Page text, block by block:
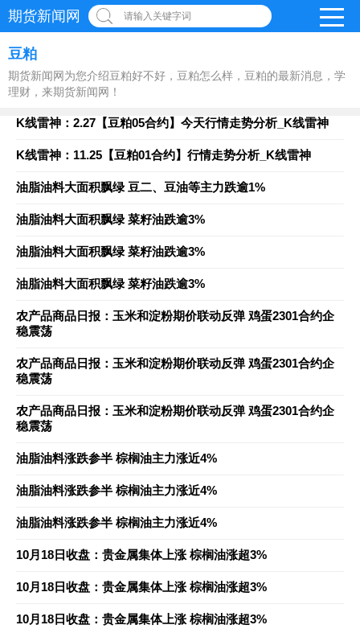
期货新闻网 请输入关键字词
豆粕
期货新闻网为您介绍豆粕好不好，豆粕怎么样，豆粕的最新消息，学
理财，来期货新闻网！
K线雷神：2.27【豆粕05合约】今天行情走势分析_K线雷神
K线雷神：11.25【豆粕01合约】行情走势分析_K线雷神
油脂油料大面积飘绿 豆二、豆油等主力跌逾1%
油脂油料大面积飘绿 菜籽油跌逾3%
油脂油料大面积飘绿 菜籽油跌逾3%
油脂油料大面积飘绿 菜籽油跌逾3%
农产品商品日报：玉米和淀粉期价联动反弹 鸡蛋2301合约企
稳震荡
农产品商品日报：玉米和淀粉期价联动反弹 鸡蛋2301合约企
稳震荡
农产品商品日报：玉米和淀粉期价联动反弹 鸡蛋2301合约企
稳震荡
油脂油料涨跌参半 棕榈油主力涨近4%
油脂油料涨跌参半 棕榈油主力涨近4%
油脂油料涨跌参半 棕榈油主力涨近4%
10月18日收盘：贵金属集体上涨 棕榈油涨超3%
10月18日收盘：贵金属集体上涨 棕榈油涨超3%
10月18日收盘：贵金属集体上涨 棕榈油涨超3%